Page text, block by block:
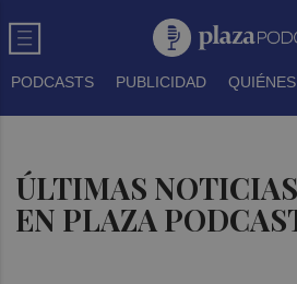
PODCASTS PUBLICIDAD
ÚLTIMAS
EN PLAZA